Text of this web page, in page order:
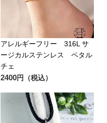
アレルギーフリー 316L サ
ージカルステンレス ペタル
チェ
2400円（税込）